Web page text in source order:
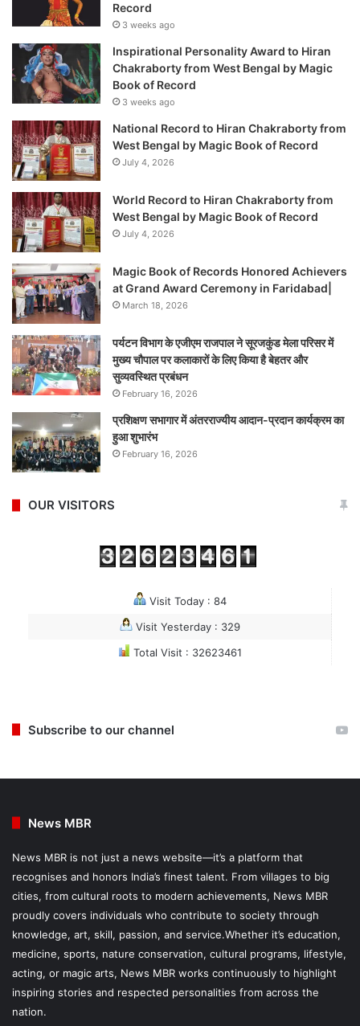
Record
3 weeks ago
Inspirational Personality Award to Hiran
Chakraborty from West Bengal by Magic
Book of Record
3 weeks ago
National Record to Hiran Chakraborty from
West Bengal by Magic Book of Record
July 4, 2026
World Record to Hiran Chakraborty from
West Bengal by Magic Book of Record
July 4, 2026
Magic Book of Records Honored Achievers
at Grand Award Ceremony in Faridabad|
March 18, 2026
पर्यटन विभाग के एजीएम राजपाल ने सूरजकुंड मेला परिसर में
मुख्य चौपाल पर कलाकारों के लिए किया है बेहतर और
सुव्यवस्थित प्रबंधन
February 16, 2026
प्रशिक्षण सभागार में अंतरराज्यीय आदान-प्रदान कार्यक्रम का
हुआ शुभारंभ
February 16, 2026
OUR VISITORS
Visit Today : 84
Visit Yesterday : 329
Total Visit : 32623461
Subscribe to our channel
News MBR
News MBR is not just a news website—it’s a platform that
recognises and honors India’s finest talent. From villages to big
cities, from cultural roots to modern achievements, News MBR
proudly covers individuals who contribute to society through
knowledge, art, skill, passion, and service.Whether it’s education,
medicine, sports, nature conservation, cultural programs, lifestyle,
acting, or magic arts, News MBR works continuously to highlight
inspiring stories and respected personalities from across the
nation.